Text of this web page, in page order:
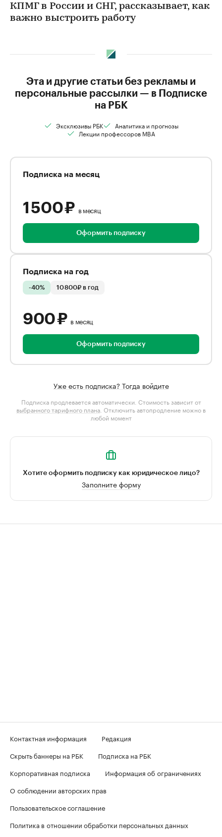
КПМГ в России и СНГ, рассказывает, как
важно выстроить работу
Эта и другие статьи без рекламы и
персональные рассылки — в Подписке
на РБК
Эксклюзивы РБК
Аналитика и прогнозы
Лекции профессоров MBA
Подписка на месяц
1 500 ₽ в месяц
Оформить подписку
Подписка на год
-40% 10 800₽ в год
900 ₽ в месяц
Оформить подписку
Уже есть подписка? Тогда войдите
Подписка продлевается автоматически. Стоимость зависит от
выбранного тарифного плана . Отключить автопродление можно в
любой момент
Хотите оформить подписку как юридическое лицо?
Заполните форму
Контактная информация
Редакция
Скрыть баннеры на РБК
Подписка на РБК
Корпоративная подписка
Информация об ограничениях
О соблюдении авторских прав
Пользовательское соглашение
Политика в отношении обработки персональных данных